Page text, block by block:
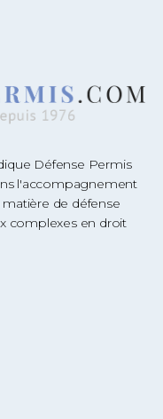
Défense Permis
l'accompagnement
de défense
complexes en droit